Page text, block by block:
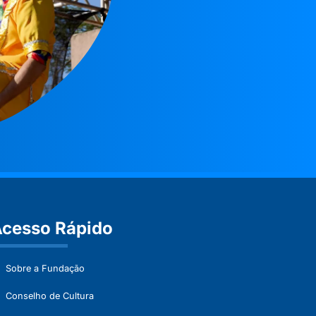
Rápido
Sobre a Fundação
Conselho de Cultura